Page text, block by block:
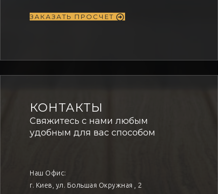
ЗАКАЗАТЬ ПРОСЧЕТ
КОНТАКТЫ
Свяжитесь с нами любым
удобным для вас способом
Наш Офис:
г. Киев, ул. Большая Окружная , 2